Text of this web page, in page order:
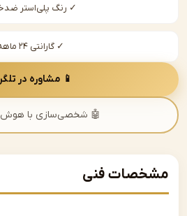
✓ رنگ پلی‌استر ضدخش
📱 مشاوره در تلگرام
🤖 شخصی‌سازی با هوش مصنوعی
فنی